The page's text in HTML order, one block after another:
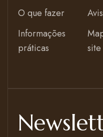
O que fazer
Informações
práticas
site